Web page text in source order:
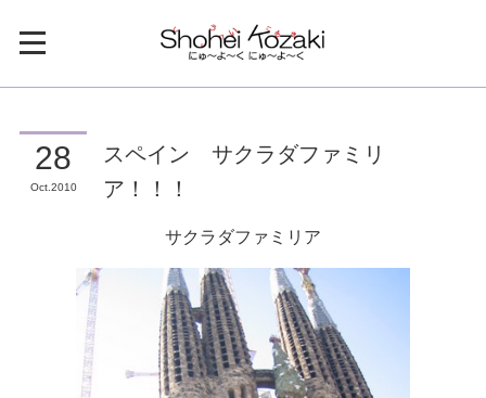
28
Oct 2010
スペイン サクラダファミリ
ア！！！
サクラダファミリア